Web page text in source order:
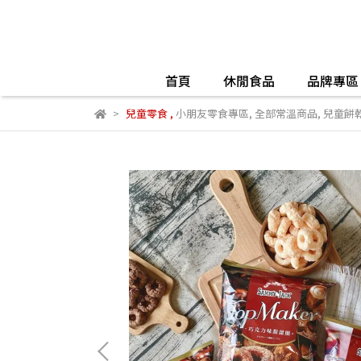
首頁 休閒食品 品牌專區
兒童零食, 小朋友零食專區, 全部常溫商品, 兒童餅